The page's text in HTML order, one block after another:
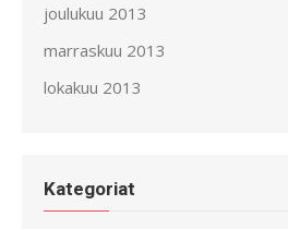
joulukuu 2013
marraskuu 2013
lokakuu 2013
Kategoriat